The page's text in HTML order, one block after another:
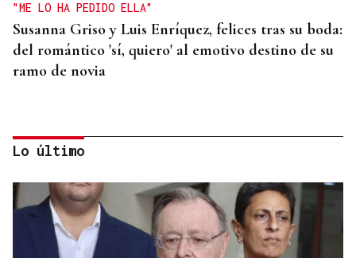
"ME LO HA PEDIDO ELLA"
Susanna Griso y Luis Enríquez, felices tras su boda:
del romántico 'sí, quiero' al emotivo destino de su
ramo de novia
Lo último